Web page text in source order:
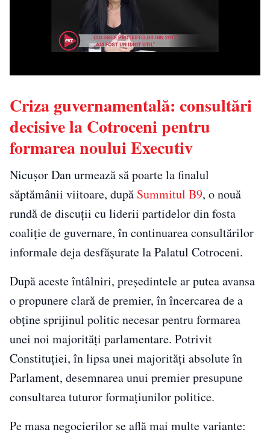
Criza guvernamentală: consultări
decisive la Cotroceni pentru
formarea noului Executiv
Nicușor Dan urmează să poarte la finalul
săptămânii viitoare, după Summitul B9, o nouă
rundă de discuții cu liderii partidelor din fosta
coaliție de guvernare, în continuarea consultărilor
informale deja desfășurate la Palatul Cotroceni.
După aceste întâlniri, președintele ar putea avansa
o propunere clară de premier, în încercarea de a
obține sprijinul politic necesar pentru formarea
unei noi majorități parlamentare. Potrivit
Constituției, în lipsa unei majorități absolute în
Parlament, desemnarea unui premier presupune
consultarea tuturor formațiunilor politice.
Pe masa negocierilor se află mai multe variante: